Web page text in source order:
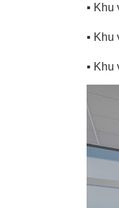
▪️ Khu
▪️ Khu
▪️ Khu